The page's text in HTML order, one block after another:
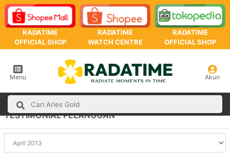
RADATIME
OFFICIAL SHOP
RADATIME
WATCH CENTRE
RADATIME
OFFICIAL SHOP
Menu Akun
TESTIMONIAL PELANGGAN